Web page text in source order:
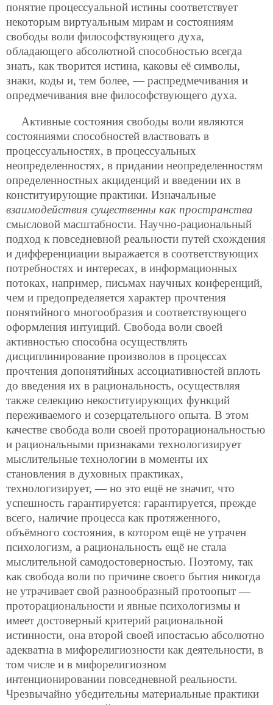
понятие процессуальной истины соответствует
некоторым виртуальным мирам и состояниям
свободы воли философствующего духа,
обладающего абсолютной способностью всегда
знать, как творится истина, каковы её символы,
знаки, коды и, тем более, — распредмечивания и
опредмечивания вне философствующего духа.
Активные состояния свободы воли являются
состояниями способностей властвовать в
процессуальностях, в процессуальных
неопределенностях, в придании неопределенностям
определенностных акциденций и введении их в
конституирующие практики. Изначальные
взаимодействия существенны как пространства
смысловой масштабности. Научно-рациональный
подход к повседневной реальности путей схождения
и дифференциации выражается в соответствующих
потребностях и интересах, в информационных
потоках, например, письмах научных конференций,
чем и предопределяется характер прочтения
понятийного многообразия и соответствующего
оформления интуиций. Свобода воли своей
активностью способна осуществлять
дисциплинирование произволов в процессах
прочтения допонятийных ассоциативностей вплоть
до введения их в рациональность, осуществляя
также селекцию некоституирующих функций
переживаемого и созерцательного опыта. В этом
качестве свобода воли своей проторациональностью
и рациональными признаками технологизирует
мыслительные технологии в моменты их
становления в духовных практиках,
технологизирует, — но это ещё не значит, что
успешность гарантируется: гарантируется, прежде
всего, наличие процесса как протяженного,
объёмного состояния, в котором ещё не утрачен
психологизм, а рациональность ещё не стала
мыслительной самодостоверностью. Поэтому, так
как свобода воли по причине своего бытия никогда
не утрачивает свой разнообразный протоопыт —
проторациональности и явные психологизмы и
имеет достоверный критерий рациональной
истинности, она второй своей ипостасью абсолютно
адекватна в мифорелигиозности как деятельности, в
том числе и в мифорелигиозном
интенционировании повседневной реальности.
Чрезвычайно убедительны материальные практики